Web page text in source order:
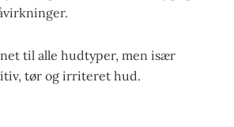
til alle hudtyper, men især
tør og irriteret hud.